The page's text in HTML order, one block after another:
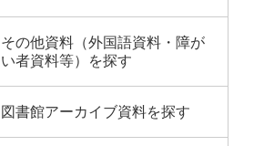
その他資料（外国語資料・障が
い者資料等）を探す
図書館アーカイブ資料を探す